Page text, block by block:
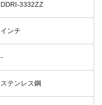
DDRI-3332ZZ
インチ
-
ステンレス鋼